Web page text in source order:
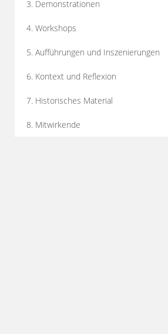
3. Demonstrationen
4. Workshops
5. Aufführungen und Inszenierungen
6. Kontext und Reflexion
7. Historisches Material
8. Mitwirkende